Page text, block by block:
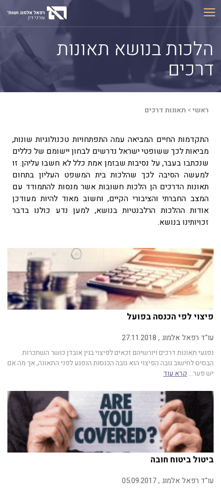
Skip
to
content
הלכות בנושא תאונות
דרכים
ראשי> תאונות דרכים
התקדמות החיים המביאה עמה התפתחויות טכנולוגיות שונות,
מביאות לכך ששופטי ישראל נדרשים לבחון יישומם של כללים
שנכתבו בעבר, על נסיבות שבזמן אמת כלל לא חשבו עליהן. זו
למעשה הסיבה לכך שהלכות בית המשפט העליון בתחום
תאונות הדרכים הן הלכות חשובות אשר מנסות להתמודד עם
המצב החברתי והציבורי הקיים, וחשוב מאוד להיות מעודכן
אודות ההלכות הרלבנטיות בנושא, למען נדע כולנו בדבר
זכויותינו בנושא.
פיצוי לפי הכנסה בפועל
עו"ד רפאל אלמוג , 27.11.2018
נפגעי תאונות דרכים ויורשיהם זכאים לפיצוי בגין אובדן כושר השתכרות.
הבסיס לחישוב גובה הפיצוי הוא גובה הכנסות הנפגע לפני התאונה, אך מה אם
יש פער…קרא עוד
ביטול ביטוח חובה
עו"ד רפאל אלמוג , 05.09.2017